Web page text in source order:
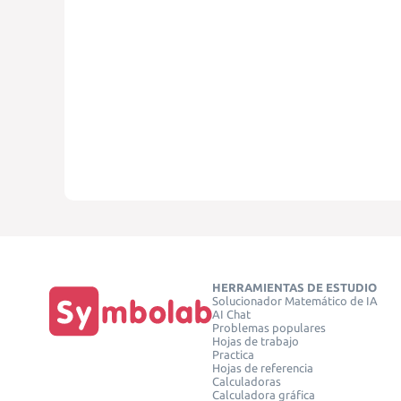
HERRAMIENTAS DE ESTUDIO
Solucionador Matemático de IA
AI Chat
Problemas populares
Hojas de trabajo
Practica
Hojas de referencia
Calculadoras
Calculadora gráfica